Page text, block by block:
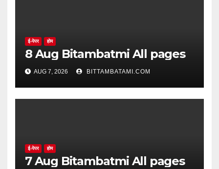
ई-पेपर होम
8 Aug Bitambatmi All pages
AUG 7, 2026 BITTAMBATAMI.COM
ई-पेपर होम
7 Aug Bitambatmi All pages